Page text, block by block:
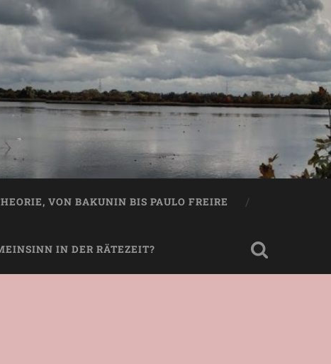
VON BAKUNIN BIS PAULO FREIRE
IN DER RÄTEZEIT?